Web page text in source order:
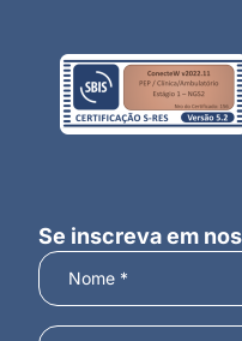
Se inscreva em